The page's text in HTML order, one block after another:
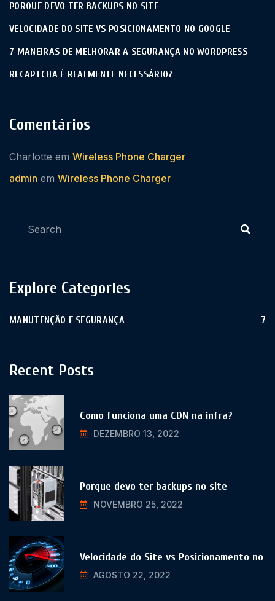
PORQUE DEVO TER BACKUPS NO SITE
VELOCIDADE DO SITE VS POSICIONAMENTO NO GOOGLE
7 MANEIRAS DE MELHORAR A SEGURANÇA NO WORDPRESS
RECAPTCHA É REALMENTE NECESSÁRIO?
Comentários
Charlotte em Wireless Phone Charger
admin em Wireless Phone Charger
Explore Categories
MANUTENÇÃO E SEGURANÇA 7
Recent Posts
Como funciona uma CDN na infra?
DEZEMBRO 13, 2022
Porque devo ter backups no site
NOVEMBRO 25, 2022
Velocidade do Site vs Posicionamento no
AGOSTO 22, 2022